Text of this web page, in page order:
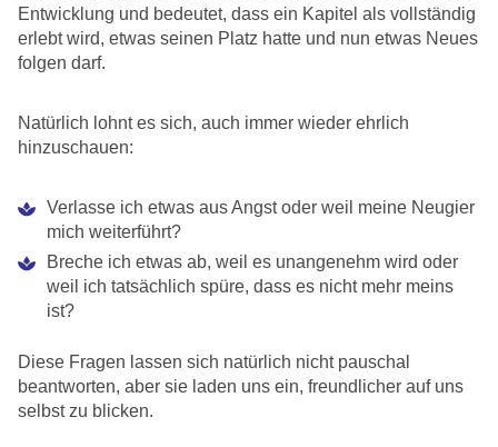
Entwicklung und bedeutet, dass ein Kapitel als vollständig
erlebt wird, etwas seinen Platz hatte und nun etwas Neues
folgen darf.
Natürlich lohnt es sich, auch immer wieder ehrlich
hinzuschauen:
Verlasse ich etwas aus Angst oder weil meine Neugier
mich weiterführt?
Breche ich etwas ab, weil es unangenehm wird oder
weil ich tatsächlich spüre, dass es nicht mehr meins
ist?
Diese Fragen lassen sich natürlich nicht pauschal
beantworten, aber sie laden uns ein, freundlicher auf uns
selbst zu blicken.